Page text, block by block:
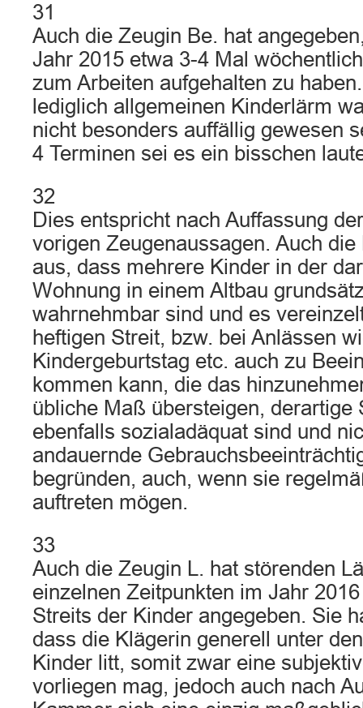
31
Auch die Zeugin Be. hat
Jahr 2015 etwa 3-4 Mal
zum Arbeiten aufgehalten zu
lediglich allgemeinen Kinderlärm
nicht besonders auffällig gewesen
4 Terminen sei es ein bisschen
32
Dies entspricht nach Auffassung
vorigen Zeugenaussagen. Auch
aus, dass mehrere Kinder in der
Wohnung in einem Altbau
wahrnehmbar sind und es
heftigen Streit, bzw. bei Anlässen
Kindergeburtstag etc. auch zu
kommen kann, die das
übliche Maß übersteigen, derartige
ebenfalls sozialadäquat sind und
andauernde
begründen, auch, wenn sie
auftreten mögen.
33
Auch die Zeugin L. hat störenden
einzelnen Zeitpunkten im Jahr
Streits der Kinder angegeben. Sie
dass die Klägerin generell unter
Kinder litt, somit zwar eine
vorliegen mag, jedoch auch nach